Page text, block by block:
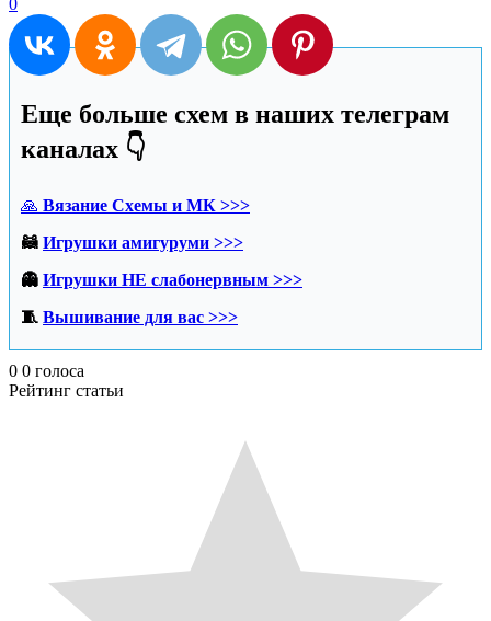
Еще больше схем в наших телеграм
каналах 👇
🙏 Вязание Схемы и МК >>>
🦝 Игрушки амигуруми >>>
👻 Игрушки НЕ слабонервным >>>
🧵 Вышивание для вас >>>
0 0 голоса
Рейтинг статьи